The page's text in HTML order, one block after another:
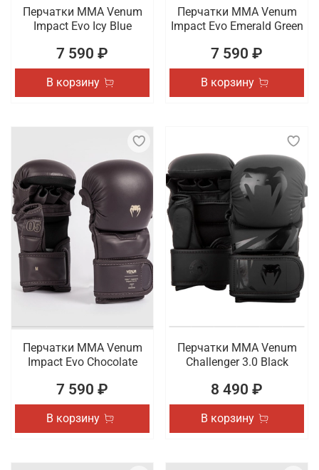
Перчатки ММА Venum
Impact Evo Icy Blue
7 590 ₽
В корзину
Перчатки ММА Venum
Impact Evo Emerald Green
7 590 ₽
В корзину
Перчатки ММА Venum
Impact Evo Chocolate
7 590 ₽
В корзину
Перчатки ММА Venum
Challenger 3.0 Black
8 490 ₽
В корзину